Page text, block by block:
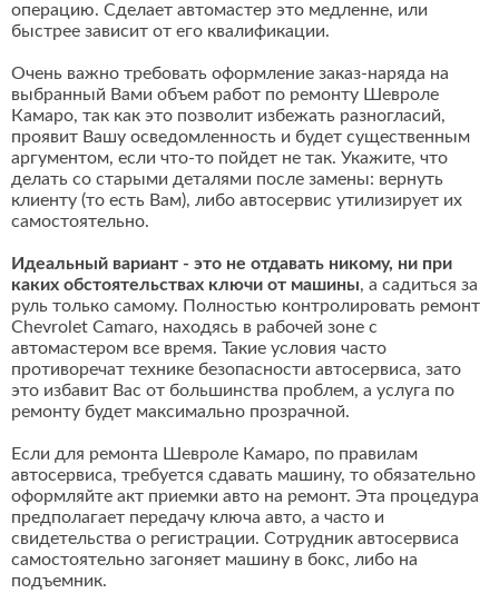
операцию. Сделает автомастер это медленне, или
быстрее зависит от его квалификации.
Очень важно требовать оформление заказ-наряда на
выбранный Вами объем работ по ремонту Шевроле
Камаро, так как это позволит избежать разногласий,
проявит Вашу осведомленность и будет существенным
аргументом, если что-то пойдет не так. Укажите, что
делать со старыми деталями после замены: вернуть
клиенту (то есть Вам), либо автосервис утилизирует их
самостоятельно.
Идеальный вариант - это не отдавать никому, ни при
каких обстоятельствах ключи от машины, а садиться за
руль только самому. Полностью контролировать ремонт
Chevrolet Camaro, находясь в рабочей зоне с
автомастером все время. Такие условия часто
противоречат технике безопасности автосервиса, зато
это избавит Вас от большинства проблем, а услуга по
ремонту будет максимально прозрачной.
Если для ремонта Шевроле Камаро, по правилам
автосервиса, требуется сдавать машину, то обязательно
оформляйте акт приемки авто на ремонт. Эта процедура
предполагает передачу ключа авто, а часто и
свидетельства о регистрации. Сотрудник автосервиса
самостоятельно загоняет машину в бокс, либо на
подъемник.